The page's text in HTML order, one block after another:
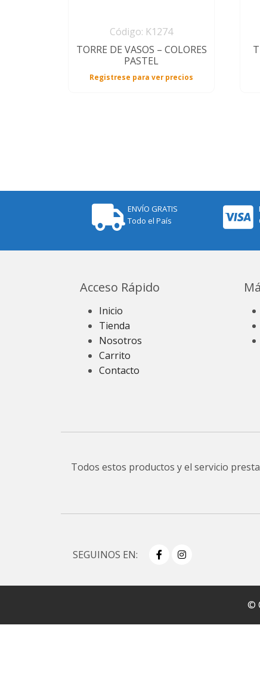
Código: K1274
TORRE DE VASOS – COLORES
PASTEL
Registrese para ver precios
ENVÍO GRATIS
Todo el País
Acceso Rápido
Inicio
Tienda
Nosotros
Carrito
Contacto
Todos estos productos y el servicio
SEGUINOS EN:
©